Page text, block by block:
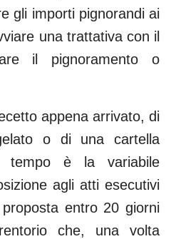
gli importi pignorandi ai
una trattativa con il
il pignoramento o
appena arrivato, di
o di una cartella
tempo è la variabile
agli atti esecutivi
entro 20 giorni
che, una volta